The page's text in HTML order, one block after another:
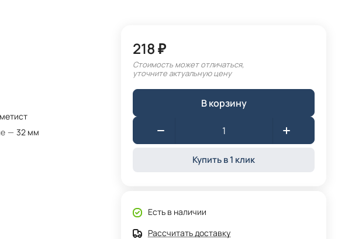
— 32 мм
218 ₽
Стоимость может отличаться,
уточните актуальную цену
В корзину
Купить в 1 клик
Есть в наличии
Рассчитать доставку